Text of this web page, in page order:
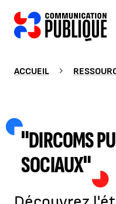
ACCUEIL
"DIRCOMS
SOCIAUX"